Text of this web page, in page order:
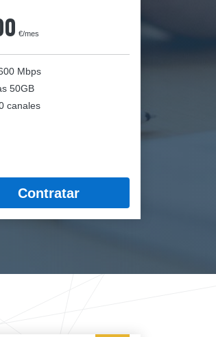
€/mes
Mbps
50GB
canales
Contratar